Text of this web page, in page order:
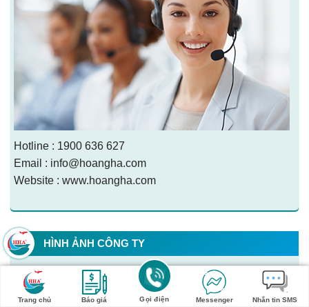
Hotline : 1900 636 627
Email : info@hoangha.com
Website : www.hoangha.com
HÌNH ẢNH CÔNG TY
Trang chủ Báo giá Gọi điện Messenger Nhắn tin SMS